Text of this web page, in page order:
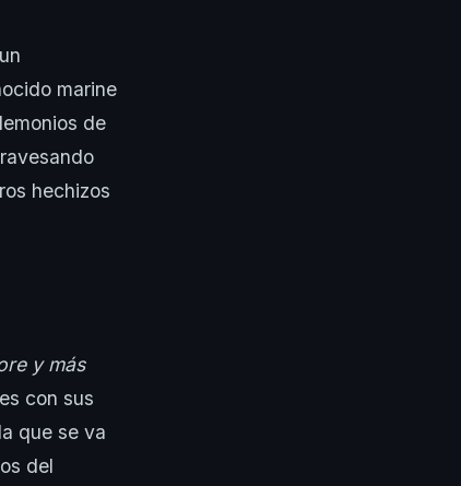
marine
de
hechizos
y más
con sus
que se va
del